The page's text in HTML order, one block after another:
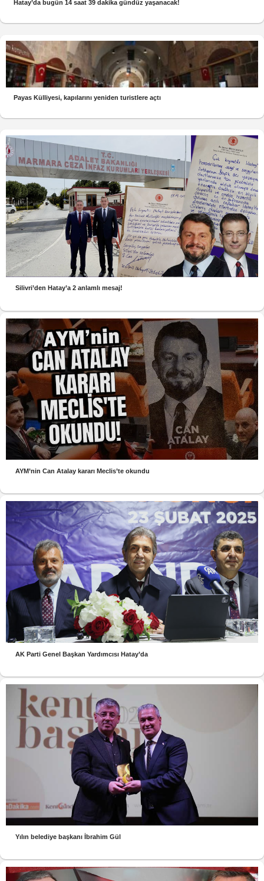
Hatay’da bugün 14 saat 39 dakika gündüz yaşanacak!
Payas Külliyesi, kapılarını yeniden turistlere açtı
Silivri’den Hatay’a 2 anlamlı mesaj!
AYM’nin Can Atalay kararı Meclis’te okundu
AK Parti Genel Başkan Yardımcısı Hatay’da
Yılın belediye başkanı İbrahim Gül